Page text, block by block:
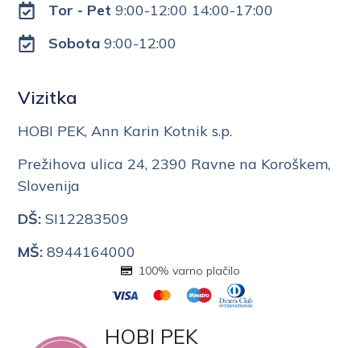
Tor - Pet 9:00-12:00 14:00-17:00
Sobota9:00-12:00
Vizitka
HOBI PEK, Ann Karin Kotnik s.p.
Prežihova ulica 24, 2390 Ravne na Koroškem,
Slovenija
DŠ: SI12283509
MŠ: 8944164000
HOBI PEK
100% varno plačilo